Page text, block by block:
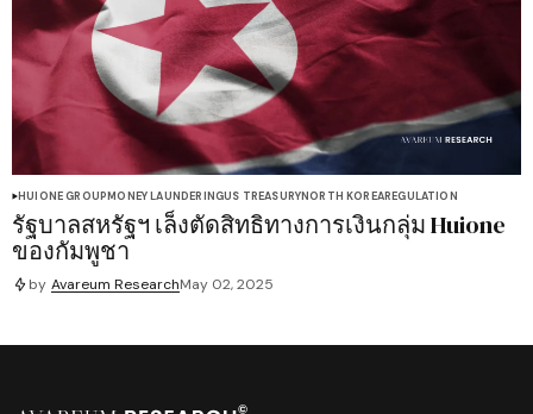
HUIONE GROUP MONEY LAUNDERINGUS TREASURYNORTH KOREAREGULATION
รัฐบาลสหรัฐฯ เล็งตัดสิทธิทางการเงินกลุ่ม Huione
ของกัมพูชา
by Avareum ResearchMay 02, 2025